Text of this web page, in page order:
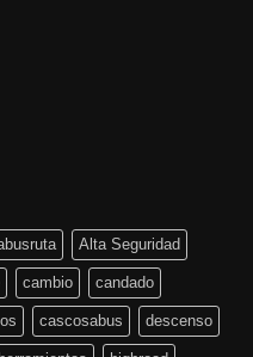
Alta Seguridad
cambio candado
cascosabus descenso